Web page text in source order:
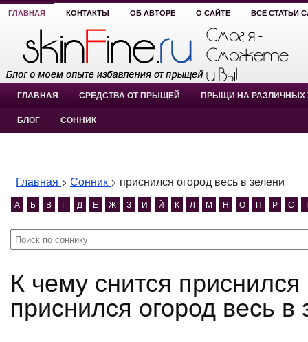
ГЛАВНАЯ КОНТАКТЫ ОБ АВТОРЕ О САЙТЕ ВСЕ СТАТЬИ
ГЛАВНАЯ СРЕДСТВА ОТ ПРЫЩЕЙ ПРЫЩИ НА РАЗЛИЧНЫХ
БЛОГ СОННИК
Главная > Сонник > приснился огород весь в зелени
А Б В Г Д Е Ж З И Й К Л М Н О П Р С
К чему снится приснился огород весь в зелени?
приснился огород весь в